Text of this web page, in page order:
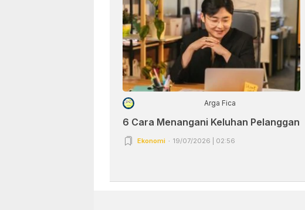
Arga Fica
6 Cara Menangani Keluhan Pelanggan
Ekonomi 19/07/2026 | 02:56